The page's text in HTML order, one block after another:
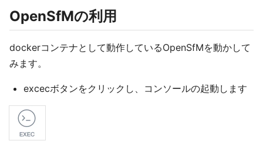
OpenSfMの利用
dockerコンテナとして動作しているOpenSfMを動かして
みます。
excecボタンをクリックし、コンソールの起動します